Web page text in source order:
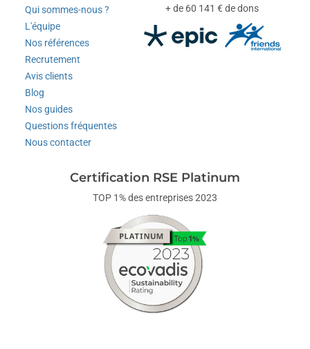
Qui sommes-nous ?
L'équipe
Nos références
Recrutement
Avis clients
Blog
Nos guides
Questions fréquentes
Nous contacter
+ de 60 141 € de dons
Certification RSE Platinum
TOP 1% des entreprises 2023